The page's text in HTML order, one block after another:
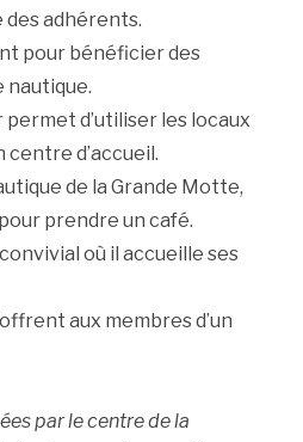
des adhérents.
pour bénéficier des
nautique.
d’utiliser les locaux
d’accueil.
de la Grande Motte,
prendre un café.
convivial où il accueille ses
aux membres d’un
par le centre de la